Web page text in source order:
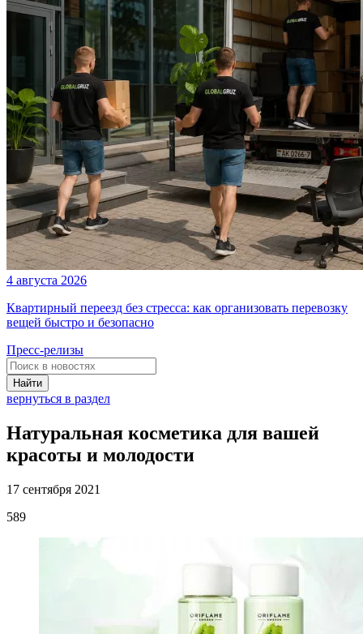
4 августа 2026
Квартирный переезд без стресса: как организовать перевозку
вещей быстро и безопасно
Пресс-релизы
Найти
вернуться в раздел
Натуральная косметика для вашей
красоты и молодости
17 сентября 2021
589